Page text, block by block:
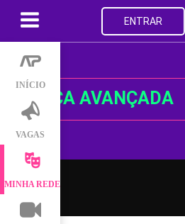
INÍCIO
VAGAS
MINHA REDE
ENTRAR
BUSCA AVANÇADA